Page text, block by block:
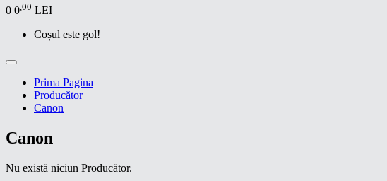
0 0,00 LEI
Coșul este gol!
Prima Pagina
Producător
Canon
Canon
Nu există niciun Producător.